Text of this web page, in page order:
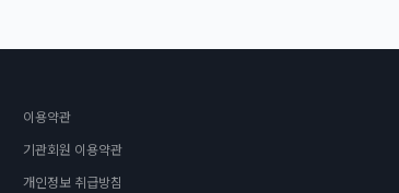
이용약관
기관회원 이용약관
개인정보 취급방침